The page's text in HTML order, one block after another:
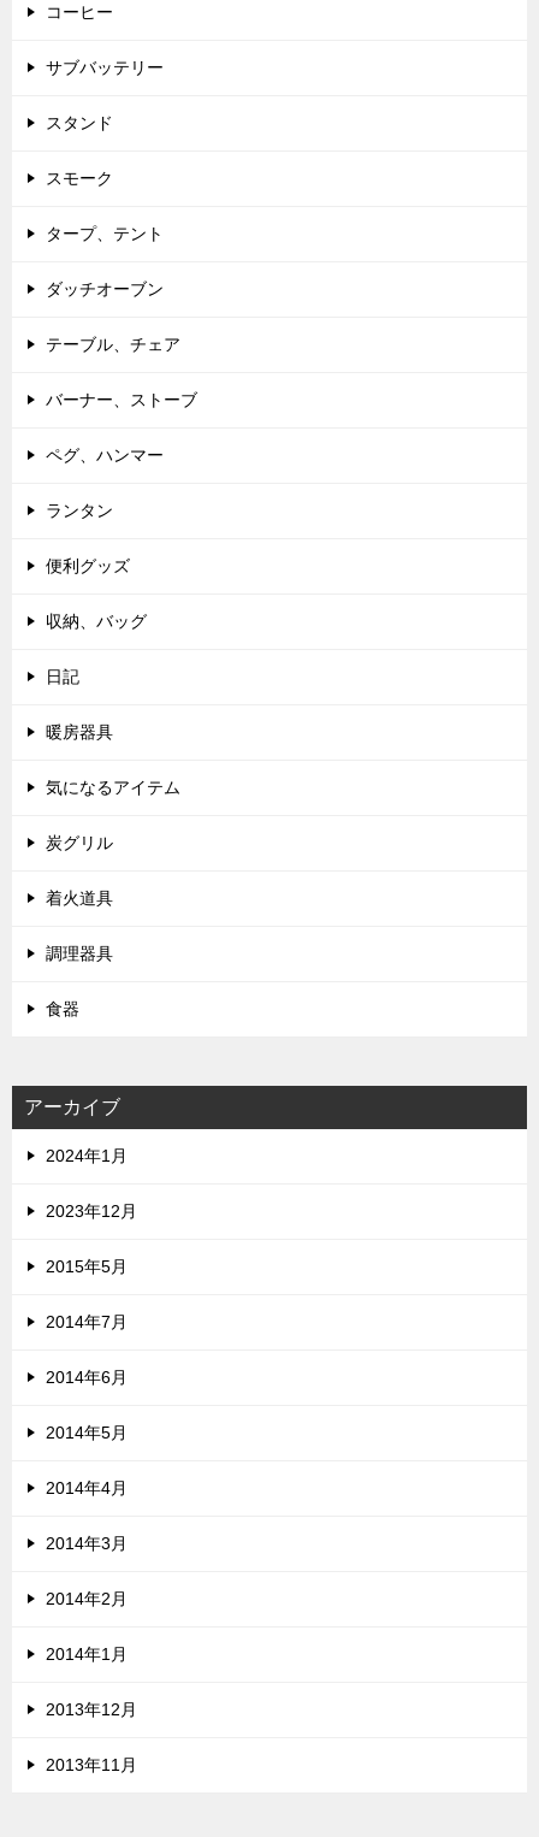
コーヒー
サブバッテリー
スタンド
スモーク
タープ、テント
ダッチオーブン
テーブル、チェア
バーナー、ストーブ
ペグ、ハンマー
ランタン
便利グッズ
収納、バッグ
日記
暖房器具
気になるアイテム
炭グリル
着火道具
調理器具
食器
アーカイブ
2024年1月
2023年12月
2015年5月
2014年7月
2014年6月
2014年5月
2014年4月
2014年3月
2014年2月
2014年1月
2013年12月
2013年11月